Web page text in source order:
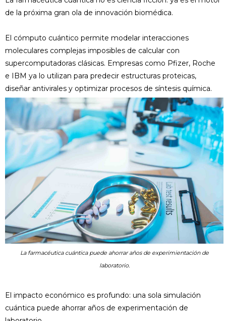
de la próxima gran ola de innovación biomédica.
El cómputo cuántico permite modelar interacciones
moleculares complejas imposibles de calcular con
supercomputadoras clásicas. Empresas como Pfizer, Roche
e IBM ya lo utilizan para predecir estructuras proteicas,
diseñar antivirales y optimizar procesos de síntesis química.
La farmacéutica cuántica puede ahorrar años de experimientación de
laboratorio.
El impacto económico es profundo: una sola simulación
cuántica puede ahorrar años de experimentación de